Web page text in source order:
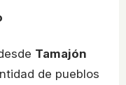
Tamajón
de pueblos